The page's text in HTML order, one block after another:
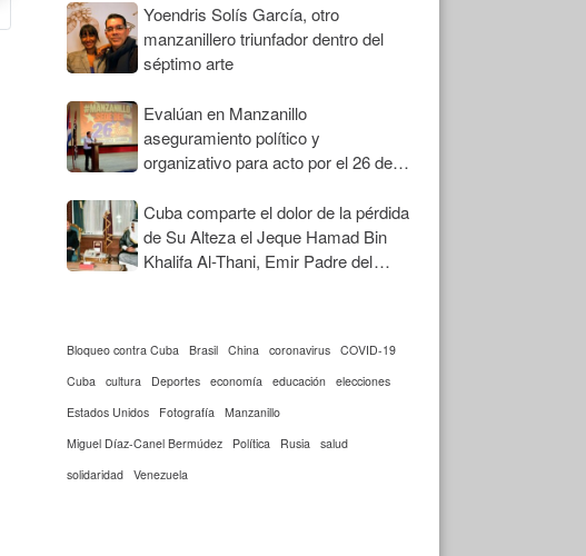
Yoendris Solís García, otro
manzanillero triunfador dentro del
séptimo arte
Evalúan en Manzanillo
aseguramiento político y
organizativo para acto por el 26 de
Cuba comparte el dolor de la pérdida
de Su Alteza el Jeque Hamad Bin
Khalifa Al-Thani, Emir Padre del
Bloqueo contra Cuba Brasil China coronavirus COVID-19
Cuba
cultura Deportes economía educación elecciones
Estados Unidos
Fotografía
Manzanillo
Miguel Díaz-Canel Bermúdez
Política Rusia
salud
solidaridad Venezuela